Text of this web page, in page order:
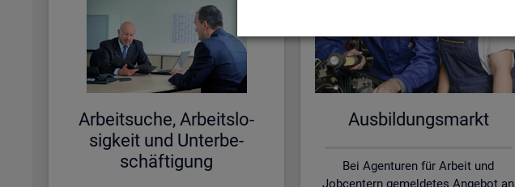
Ar­beit­su­che, Ar­beits­lo­
sig­keit und Un­ter­be­
schäf­ti­gung
Aus­bil­dungs­markt
Bei Agenturen für Arbeit und
Jobcentern gemeldetes Angebot an